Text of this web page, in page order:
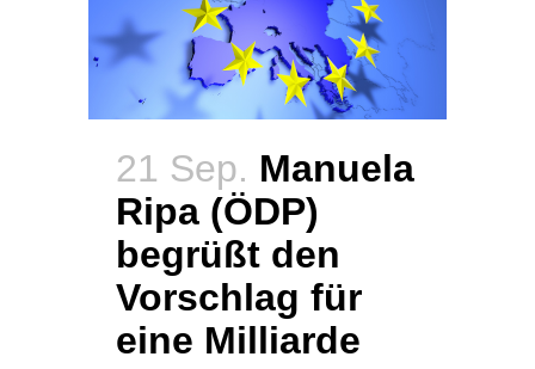
21 Sep. Manuela
Ripa (ÖDP)
begrüßt den
Vorschlag für
eine Milliarde